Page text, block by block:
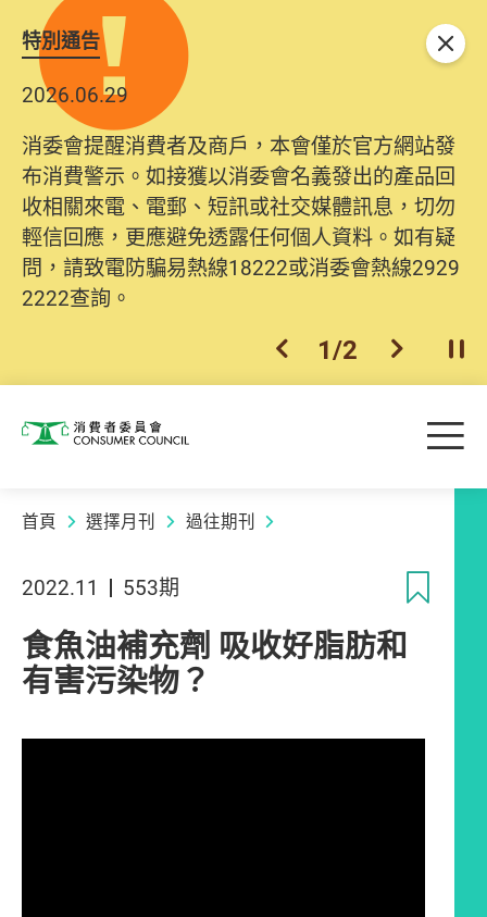
特別通告
2026.06.29
消委會提醒消費者及商戶，本會僅於官方網站發
布消費警示。如接獲以消委會名義發出的產品回
收相關來電、電郵、短訊或社交媒體訊息，切勿
輕信回應，更應避免透露任何個人資料。如有疑
問，請致電防騙易熱線18222或消委會熱線2929
2222查詢。
上一個
1/2 下一個開
關閉
消費者委員會 目
首頁 選擇月刊 過往期刊
2022.11 553期
食魚油補充劑 吸收好脂肪和
有害污染物？